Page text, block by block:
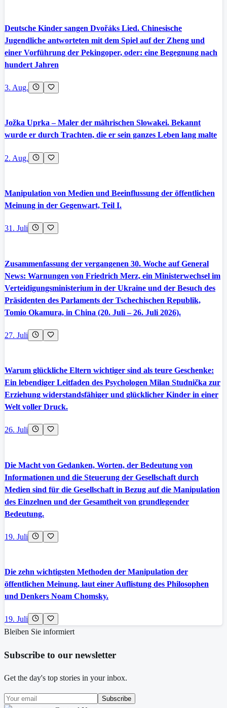
Deutsche Kinder sangen Dvořáks Lied. Chinesische
Jugendliche antworteten mit dem Spiel auf der Zheng und
einer Vorführung der Pekingoper, oder: eine Begegnung nach
hundert Jahren
3. Aug.
Jožka Uprka – Maler der mährischen Slowakei. Bekannt
wurde er durch Trachten, die er sein ganzes Leben lang malte
2. Aug.
Manipulation von Medien und Beeinflussung der öffentlichen
Meinung in der Gegenwart, Teil I.
31. Juli
Zusammenfassung der vergangenen 30. Woche auf General
News: Warnungen von Friedrich Merz, ein Ministerwechsel im
Verteidigungsministerium in der Ukraine und der Besuch des
Präsidenten des Parlaments der Tschechischen Republik,
Tomio Okamura, in China (20. Juli – 26. Juli 2026).
27. Juli
Warum glückliche Eltern wichtiger sind als teure Geschenke:
Ein lebendiger Leitfaden des Psychologen Milan Studnička zur
Erziehung widerstandsfähiger und glücklicher Kinder in einer
Welt voller Druck.
26. Juli
Die Macht von Gedanken, Worten, der Bedeutung von
Informationen und die Steuerung der Gesellschaft durch
Medien sind für die Gesellschaft in Bezug auf die Manipulation
des Einzelnen und der Gesamtheit von grundlegender
Bedeutung.
19. Juli
Die zehn wichtigsten Methoden der Manipulation der
öffentlichen Meinung, laut einer Auflistung des Philosophen
und Denkers Noam Chomsky.
19. Juli
Bleiben Sie informiert
Subscribe to our newsletter
Get the day's top stories in your inbox.
Subscribe